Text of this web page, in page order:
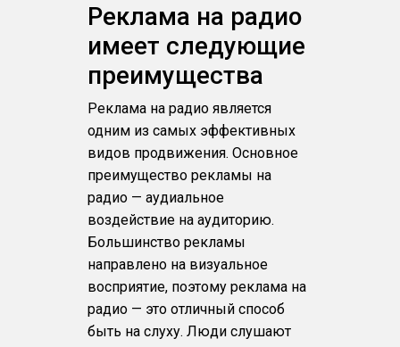
Реклама на радио
имеет следующие
преимущества
Реклама на радио является
одним из самых эффективных
видов продвижения. Основное
преимущество рекламы на
радио — аудиальное
воздействие на аудиторию.
Большинство рекламы
направлено на визуальное
восприятие, поэтому реклама на
радио — это отличный способ
быть на слуху. Люди слушают